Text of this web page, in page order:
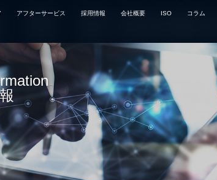
アフターサービス 採用情報 会社概要 ISO コラム